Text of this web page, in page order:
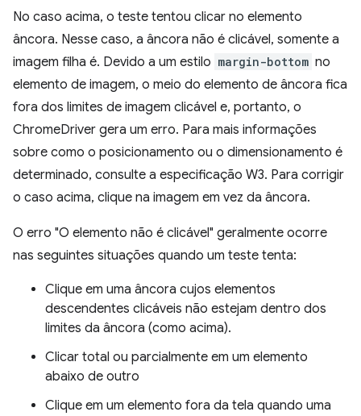
No caso acima, o teste tentou clicar no elemento
âncora. Nesse caso, a âncora não é clicável, somente a
imagem filha é. Devido a um estilo margin-bottom no
elemento de imagem, o meio do elemento de âncora fica
fora dos limites de imagem clicável e, portanto, o
ChromeDriver gera um erro. Para mais informações
sobre como o posicionamento ou o dimensionamento é
determinado, consulte a especificação W3. Para corrigir
o caso acima, clique na imagem em vez da âncora.
O erro "O elemento não é clicável" geralmente ocorre
nas seguintes situações quando um teste tenta:
Clique em uma âncora cujos elementos
descendentes clicáveis não estejam dentro dos
limites da âncora (como acima).
Clicar total ou parcialmente em um elemento
abaixo de outro
Clique em um elemento fora da tela quando uma